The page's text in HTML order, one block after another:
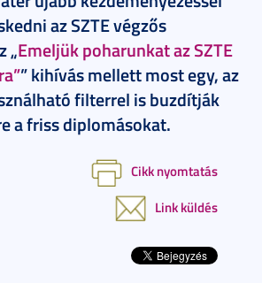
az SZTE végzős
„Emeljük poharunkat az SZTE
” kihívás mellett most egy, az
filterrel is buzdítják
a friss diplomásokat.
Cikk nyomtatás
Link küldés